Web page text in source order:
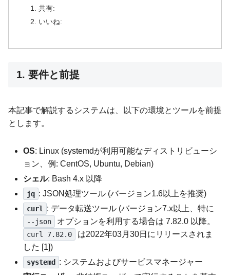
共有:
いいね:
1. 要件と前提
本記事で解説するシステムは、以下の環境とツールを前提
とします。
OS: Linux (systemdが利用可能なディストリビューシ
ョン、例: CentOS, Ubuntu, Debian)
シェル: Bash 4.x 以降
jq : JSON処理ツール (バージョン1.6以上を推奨)
curl : データ転送ツール (バージョン7.x以上、特に
--json オプションを利用する場合は 7.82.0 以降。
curl 7.82.0
は2022年03月30日にリリースされま
した [1])
systemd
: システムおよびサービスマネージャー